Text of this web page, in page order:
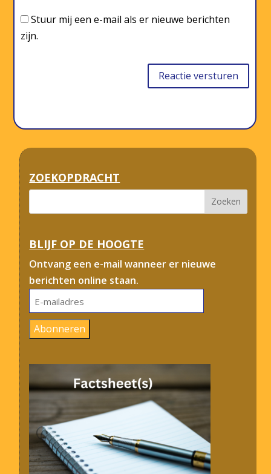
Stuur mij een e-mail als er nieuwe berichten
zijn.
Reactie versturen
ZOEKOPDRACHT
BLIJF OP DE HOOGTE
Ontvang een e-mail wanneer er nieuwe
berichten online staan.
E-
mailadres
Abonneren